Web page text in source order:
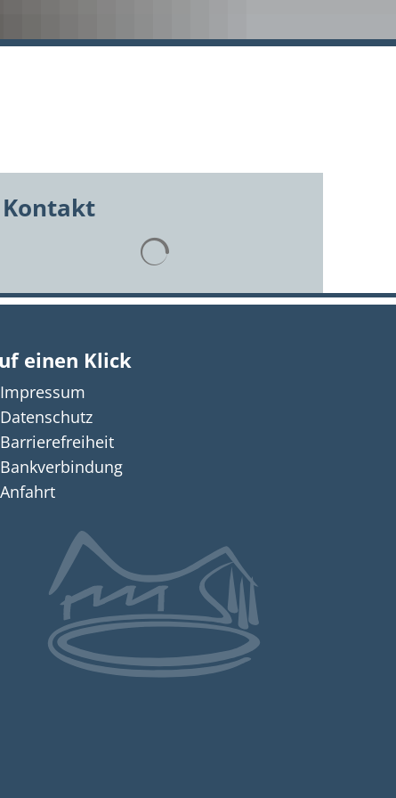
Kontakt
einen Klick
Impressum
Datenschutz
Barrierefreiheit
Bankverbindung
Anfahrt